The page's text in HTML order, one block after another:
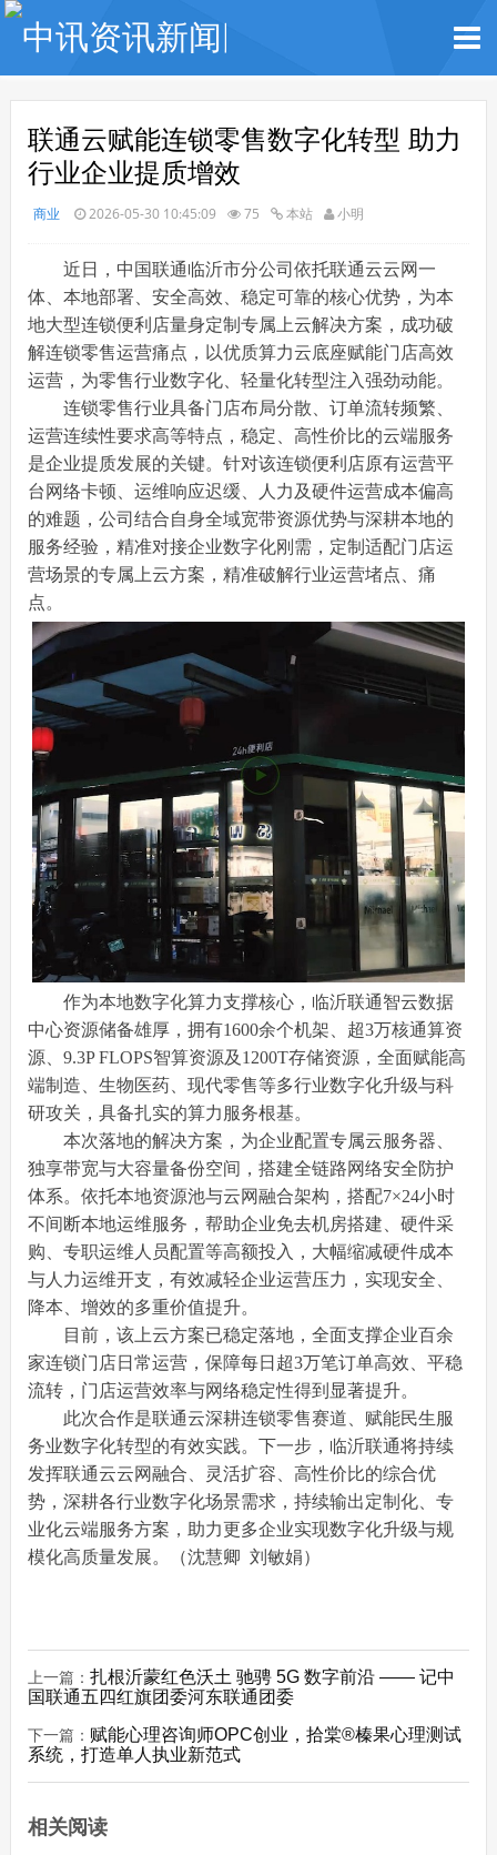
联通云赋能连锁零售数字化转型 助力
行业企业提质增效
商业 2026-05-30 10:45:09 75 本站 小明
近日，中国联通临沂市分公司依托联通云云网一
体、本地部署、安全高效、稳定可靠的核心优势，为本
地大型连锁便利店量身定制专属上云解决方案，成功破
解连锁零售运营痛点，以优质算力云底座赋能门店高效
运营，为零售行业数字化、轻量化转型注入强劲动能。
连锁零售行业具备门店布局分散、订单流转频繁、
运营连续性要求高等特点，稳定、高性价比的云端服务
是企业提质发展的关键。针对该连锁便利店原有运营平
台网络卡顿、运维响应迟缓、人力及硬件运营成本偏高
的难题，公司结合自身全域宽带资源优势与深耕本地的
服务经验，精准对接企业数字化刚需，定制适配门店运
营场景的专属上云方案，精准破解行业运营堵点、痛
点。
作为本地数字化算力支撑核心，临沂联通智云数据
中心资源储备雄厚，拥有1600余个机架、超3万核通算资
源、9.3P FLOPS智算资源及1200T存储资源，全面赋能高
端制造、生物医药、现代零售等多行业数字化升级与科
研攻关，具备扎实的算力服务根基。
本次落地的解决方案，为企业配置专属云服务器、
独享带宽与大容量备份空间，搭建全链路网络安全防护
体系。依托本地资源池与云网融合架构，搭配7×24小时
不间断本地运维服务，帮助企业免去机房搭建、硬件采
购、专职运维人员配置等高额投入，大幅缩减硬件成本
与人力运维开支，有效减轻企业运营压力，实现安全、
降本、增效的多重价值提升。
目前，该上云方案已稳定落地，全面支撑企业百余
家连锁门店日常运营，保障每日超3万笔订单高效、平稳
流转，门店运营效率与网络稳定性得到显著提升。
此次合作是联通云深耕连锁零售赛道、赋能民生服
务业数字化转型的有效实践。下一步，临沂联通将持续
发挥联通云云网融合、灵活扩容、高性价比的综合优
势，深耕各行业数字化场景需求，持续输出定制化、专
业化云端服务方案，助力更多企业实现数字化升级与规
模化高质量发展。（沈慧卿 刘敏娟）
上一篇： 扎根沂蒙红色沃土 驰骋 5G 数字前沿 —— 记中
国联通五四红旗团委河东联通团委
下一篇： 赋能心理咨询师OPC创业，拾棠®榛果心理测试
系统，打造单人执业新范式
相关阅读